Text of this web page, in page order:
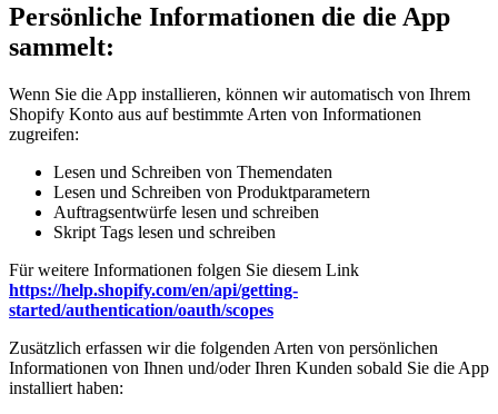
Persönliche Informationen die die App
sammelt:
Wenn Sie die App installieren, können wir automatisch von Ihrem
Shopify Konto aus auf bestimmte Arten von Informationen
zugreifen:
Lesen und Schreiben von Themendaten
Lesen und Schreiben von Produktparametern
Auftragsentwürfe lesen und schreiben
Skript Tags lesen und schreiben
Für weitere Informationen folgen Sie diesem Link
https://help.shopify.com/en/api/getting-
started/authentication/oauth/scopes
Zusätzlich erfassen wir die folgenden Arten von persönlichen
Informationen von Ihnen und/oder Ihren Kunden sobald Sie die App
installiert haben: